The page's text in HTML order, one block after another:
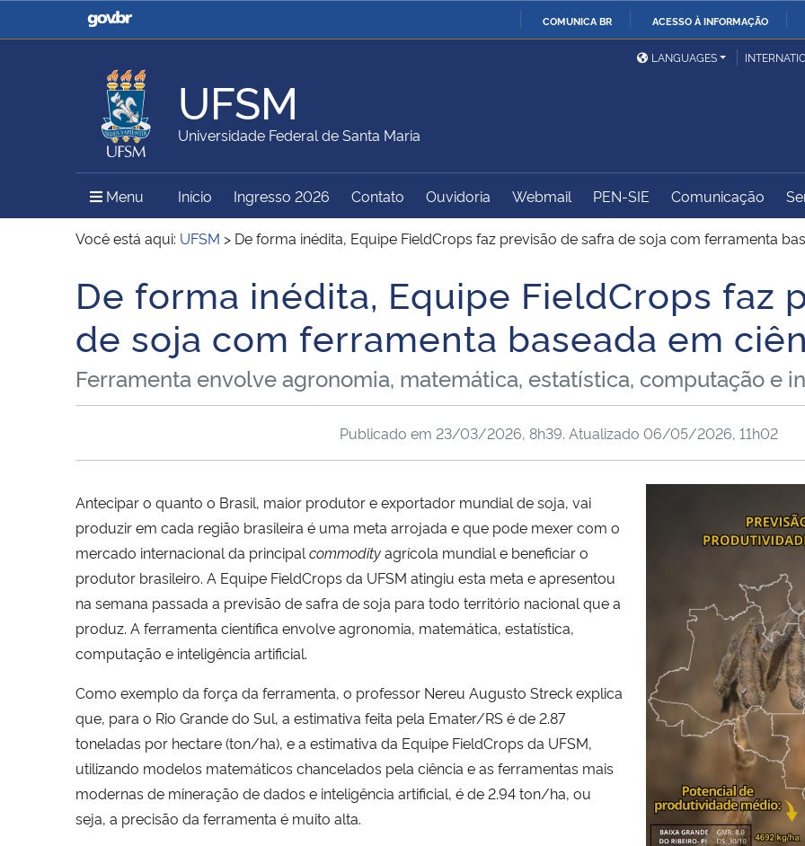
COMUNICA BR ACESSO À INFORMAÇÃO
Casa Civil
Ministério da Justiça e
Ministério da Defesa
Ministério das Relações
Exteriores
Ministério da Agricultura,
Pecuária e Abastecimento
Ministério da Educação
Ministério do Meio Ambiente Ministério do Turismo
Ministério do
Desenvolvimento Regional
Controladoria-Geral da
União
Secretaria de Governo
Gabinete de Segurança
Institucional
Advocacia-Geral da União Banco Central do Brasil
LANGUAGES
UFSM
Universidade Federal de Santa Maria
Menu Menu Principal do Sítio
Início Ingresso 2026 Contato Ouvidoria Webmail PEN-SIE Comunicação
Você está aqui: UFSM > De forma inédita, Equipe FieldCrops faz previsão de safra de soja com ferramenta
Início do conteúdo
De forma inédita, Equipe FieldCrops faz
de soja com ferramenta baseada em
Ferramenta envolve agronomia, matemática, estatística, computação e
Publicado em 23/03/2026, 8h39. Atualizado 06/05/2026, 11h02
Antecipar o quanto o Brasil, maior produtor e exportador mundial de soja, vai
produzir em cada região brasileira é uma meta arrojada e que pode mexer com o
mercado internacional da principal commodityagrícola mundial e beneficiar o
produtor brasileiro. A Equipe FieldCrops da UFSM atingiu esta meta e apresentou
na semana passada a previsão de safra de soja para todo território nacional que a
produz. A ferramenta científica envolve agronomia, matemática, estatística,
computação e inteligência artificial.
Como exemplo da força da ferramenta, o professor Nereu Augusto Streck explica
que, para o Rio Grande do Sul, a estimativa feita pela Emater/RS é de 2.87
toneladas por hectare (ton/ha), e a estimativa da Equipe FieldCrops da UFSM,
utilizando modelos matemáticos chancelados pela ciência e as ferramentas mais
modernas de mineração de dados e inteligência artificial, é de 2.94 ton/ha, ou
seja, a precisão da ferramenta é muito alta.